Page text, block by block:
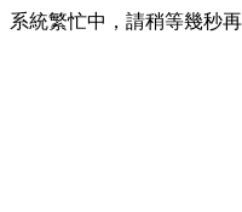
系統繁忙中，請稍等幾秒再